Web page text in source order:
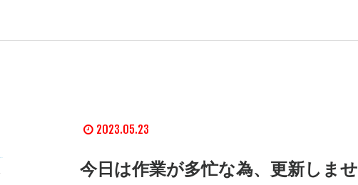
2023.05.23
今日は作業が多忙な為、更新しませ